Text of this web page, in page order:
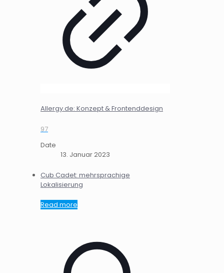
Allergy.de: Konzept & Frontenddesign
97
Date
13. Januar 2023
Cub Cadet: mehrsprachige
Lokalisierung
Read more